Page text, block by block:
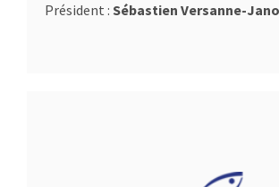
Président : Sébastien Versanne-